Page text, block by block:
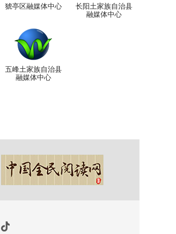
猇亭区融媒体中心
长阳土家族自治县
融媒体中心
五峰土家族自治县
融媒体中心